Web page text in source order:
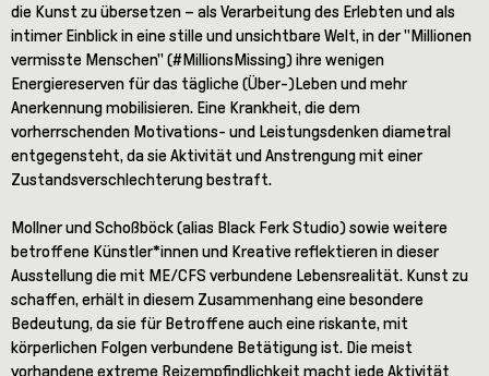
die Kunst zu übersetzen – als Verarbeitung des Erlebten und als
intimer Einblick in eine stille und unsichtbare Welt, in der "Millionen
vermisste Menschen" (#MillionsMissing) ihre wenigen
Energiereserven für das tägliche (Über-)Leben und mehr
Anerkennung mobilisieren. Eine Krankheit, die dem
vorherrschenden Motivations- und Leistungsdenken diametral
entgegensteht, da sie Aktivität und Anstrengung mit einer
Zustandsverschlechterung bestraft.
Mollner und Schoßböck (alias Black Ferk Studio) sowie weitere
betroffene Künstler*innen und Kreative reflektieren in dieser
Ausstellung die mit ME/CFS verbundene Lebensrealität. Kunst zu
schaffen, erhält in diesem Zusammenhang eine besondere
Bedeutung, da sie für Betroffene auch eine riskante, mit
körperlichen Folgen verbundene Betätigung ist. Die meist
vorhandene extreme Reizempfindlichkeit macht jede Aktivität